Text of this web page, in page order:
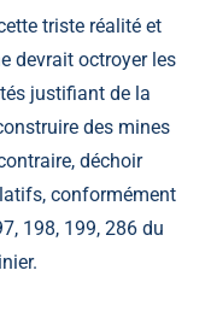
triste réalité et
devrait octroyer les
justifiant de la
des mines
déchoir
conformément
198, 199, 286 du